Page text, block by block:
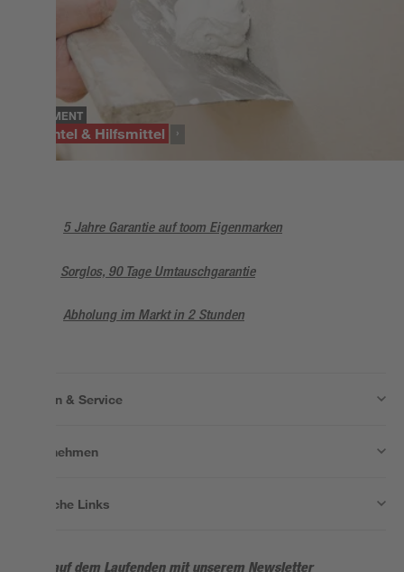
SORTIMENT
Spachtel & Hilfsmittel
5 Jahre Garantie auf toom Eigenmarken
Sorglos, 90 Tage Umtauschgarantie
Abholung im Markt in 2 Stunden
Wissen & Service
Unternehmen
Nützliche Links
Bleib auf dem Laufenden mit unserem Newsletter